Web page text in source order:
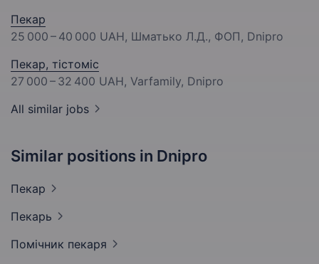
Пекар
25 000 – 40 000 UAH, Шматько Л.Д., ФОП, Dnipro
Пекар, тістоміс
27 000 – 32 400 UAH, Varfamily, Dnipro
All similar jobs
Similar positions in Dnipro
Пекар
Пекарь
Помічник пекаря